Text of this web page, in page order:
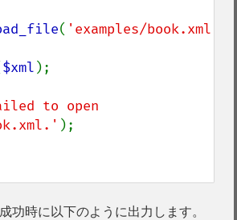
( 'examples/book.xml'
$xml );
to open
);
功時に以下のように出力します。